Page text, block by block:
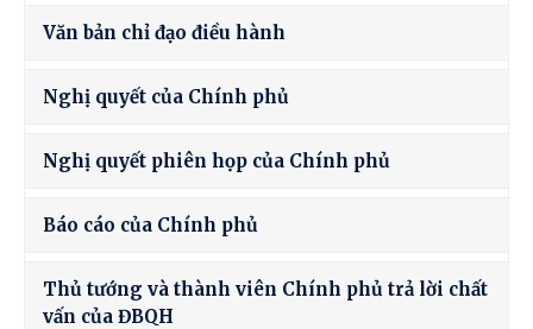
Văn bản chỉ đạo điều hành
Nghị quyết của Chính phủ
Nghị quyết phiên họp của Chính phủ
Báo cáo của Chính phủ
Thủ tướng và thành viên Chính phủ trả lời chất
vấn của ĐBQH